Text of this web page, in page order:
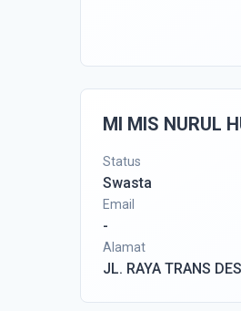
MI MIS NURUL
Status
Swasta
Email
-
Alamat
JL. RAYA TRANS